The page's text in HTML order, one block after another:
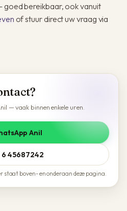
goed bereikbaar, ook vanuit
of stuur direct uw vraag via
— vaak binnen enkele uren.
Anil
6 45687242
boven- en onderaan deze pagina.